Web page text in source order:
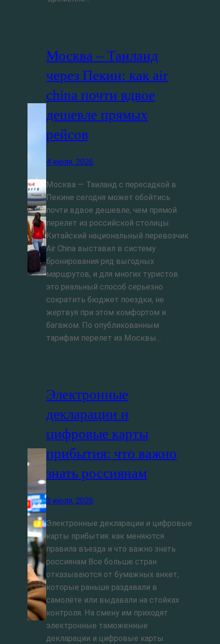
Москва – Таиланд
через Пекин: как air
china почти вдвое
дешевле прямых
рейсов
4 июля, 2026
Москва — Таиланд с пересадкой в
Пекине сегодня может обойтись
почти вдвое дешевле, чем прямой
перелет из российской столицы.
Китайский национальный перевозчик
Air China выставил в систему
бронирования ряд выгодных
маршрутов, и для многих туристов
это реальный способ серьезно
сократить бюджет поездки, не
жертвуя при этом комфортом и
багажом. По опубликованным
тарифам перелет из Москвы…
Электронные
декларации и
цифровые карты
прибытия: что важно
знать россиянам
3 июля, 2026
Электронные декларации и цифровые
карты прибытия: как меняются
правила въезда и что важно знать
россиянам Все больше стран
отказываются от бумажных анкет,
которые раньше раздавали в
самолёте или выдавали на стойках
контроля. На смену им приходят
электронные таможенные
декларации и цифровые карты